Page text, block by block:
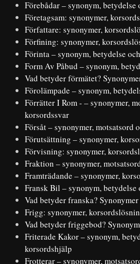
Förebådar – synonym,
Företagsam: synonymer,
Författare: synonymer,
Förfining: synonymer,
Förinta – synonym, betydelse
Form Av Påbud – synonym,
Vad betyder förmätet?
Förolämpade – synonym,
Förrätter I Rom - – synonymer,
korsordssvar
Försåt – synonymer, motsatsord
Förutsättning – synonymer,
Förvisning: synonymer,
Fraktion – synonymer,
Framträdande – synonymer,
Fransk Bil – synonym,
Vad betyder franska?
Frigg: synonymer,
Vad betyder friggebod?
Friterade Kakor – synonym,
korsordshjälp
Frotterar – synonymer,